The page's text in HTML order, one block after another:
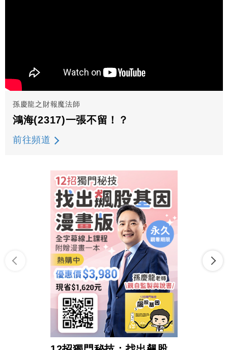
孫慶龍之財報魔法師
鴻海(2317)一張不留！？
前往頻道